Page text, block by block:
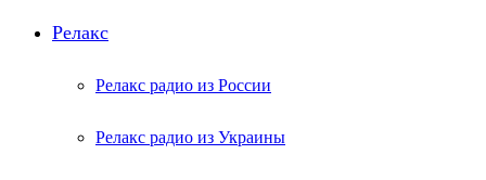
Релакс
Релакс радио из России
Релакс радио из Украины